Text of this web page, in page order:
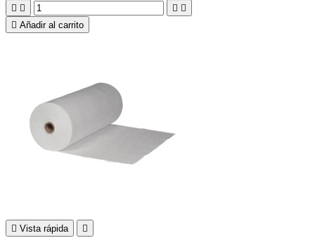
   
 Añadir al carrito
 Vista rápida 